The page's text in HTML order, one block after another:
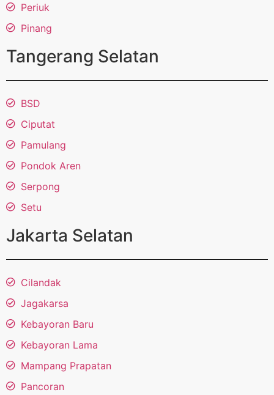
Periuk
Pinang
Tangerang Selatan
BSD
Ciputat
Pamulang
Pondok Aren
Serpong
Setu
Jakarta Selatan
Cilandak
Jagakarsa
Kebayoran Baru
Kebayoran Lama
Mampang Prapatan
Pancoran